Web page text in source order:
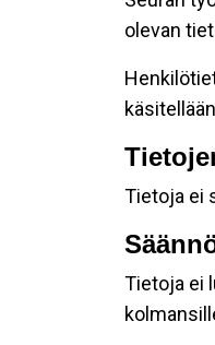
olevan
Tietoja ei
Tietoja ei